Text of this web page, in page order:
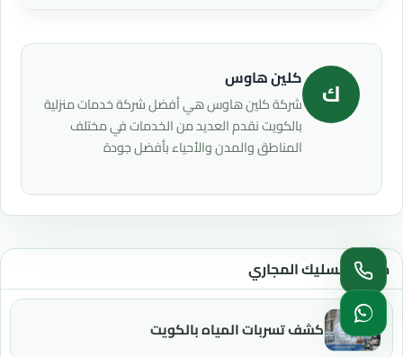
خدمات تسليك المجاري
كشف تسربات المياه بالكويت
ك كلين هاوس
شركة كلين هاوس هي أفضل شركة خدمات منزلية
بالكويت نقدم العديد من الخدمات في مختلف
المناطق والمدن والأحياء بأفضل جودة